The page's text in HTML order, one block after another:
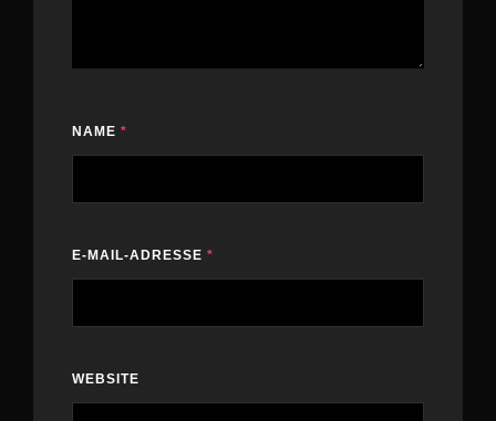
NAME *
E-MAIL-ADRESSE *
WEBSITE